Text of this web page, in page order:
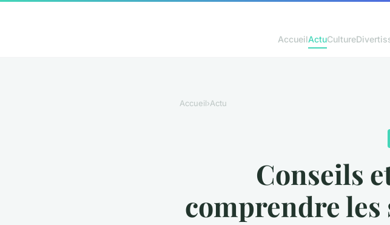
AccueilActuCulture
Accueil›Actu
Conseils
comprendre